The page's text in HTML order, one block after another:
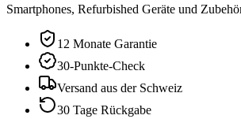
Smartphones, Refurbished Geräte und
12 Monate Garantie
30-Punkte-Check
Versand aus der Schweiz
30 Tage Rückgabe